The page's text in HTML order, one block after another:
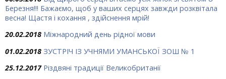
Березня!!! Бажаємо, щоб у ваших серцях завжди розквітала
весна! Щастя і кохання , здійснення мрій!
20.02.2018 Міжнародний день рідної мови
01.02.2018 ЗУСТРІЧ ІЗ УЧНЯМИ УМАНСЬКОЇ ЗОШ № 1
25.12.2017 Різдвяні традиції Великобританії